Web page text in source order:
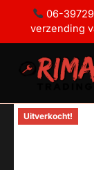
06-
verzending
Uitverkocht!